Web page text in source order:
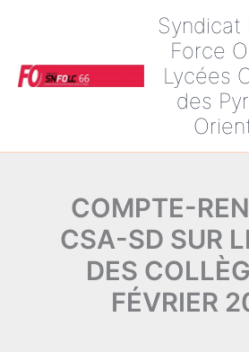
Syndicat
Force
Lycées
des
COMPTE-
CSA-SD SUR
DES
FÉVRIER